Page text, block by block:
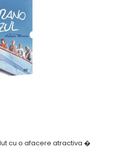
cu o afacere atractiva �